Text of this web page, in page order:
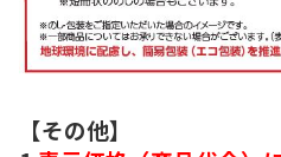
【その他】